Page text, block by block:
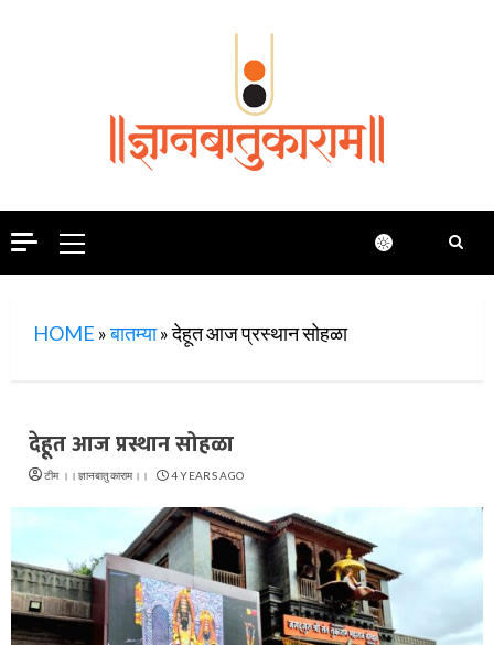
Primary
Menu
HOME »बातम्या»देहूत आज प्रस्थान सोहळा
देहूत आज प्रस्थान सोहळा
टीम ।।ज्ञानबातुकाराम।। 4 YEARS AGO